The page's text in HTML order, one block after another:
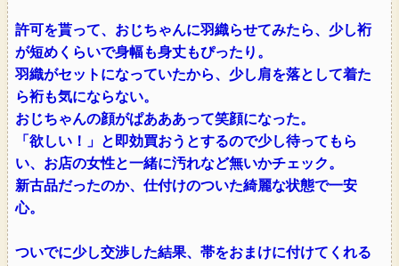
許可を貰って、おじちゃんに羽織らせてみたら、少し裄
が短めくらいで身幅も身丈もぴったり。
羽織がセットになっていたから、少し肩を落として着た
ら裄も気にならない。
おじちゃんの顔がぱあああって笑顔になった。
「欲しい！」と即効買おうとするので少し待ってもら
い、お店の女性と一緒に汚れなど無いかチェック。
新古品だったのか、仕付けのついた綺麗な状態で一安
心。
ついでに少し交渉した結果、帯をおまけに付けてくれる